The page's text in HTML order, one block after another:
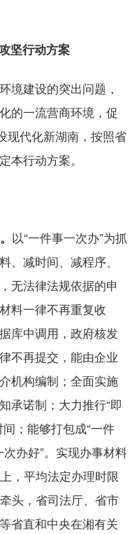
坚行动方案
建设的突出问题，
的一流营商环境，促
现代化新湖南，按照省
本行动方案。
以“一件事一次办”为抓
、减时间、减程序、
无法律法规依据的申
料一律不再重复收
库中调用，政府核发
不再提交，能由企业
机构编制；全面实施
承诺制；大力推行“即
；能够打包成“一件
次办好”。实现办事材料
，平均法定办理时限
头，省司法厅、省市
省直和中央在湘有关